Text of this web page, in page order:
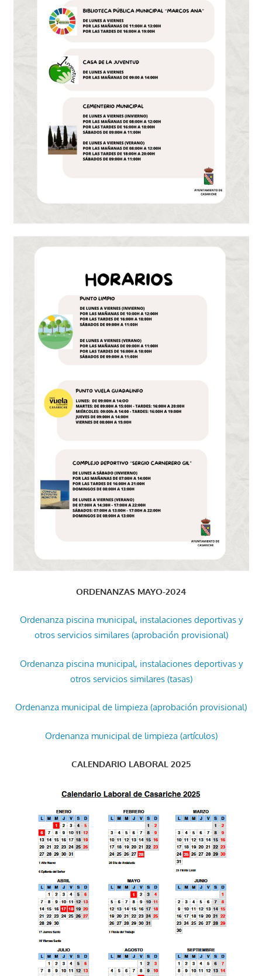
ORDENANZAS MAYO-2024
Ordenanza piscina municipal, instalaciones deportivas y
otros servicios similares (aprobación provisional)
Ordenanza piscina municipal, instalaciones deportivas y
otros servicios similares (tasas)
Ordenanza municipal de limpieza (aprobación provisional)
Ordenanza municipal de limpieza (artículos)
CALENDARIO LABORAL 2025